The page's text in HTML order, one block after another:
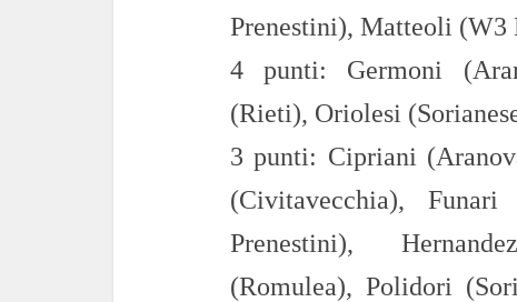
Prenestini), Matteoli (W3
4 punti: Germoni
(Rieti), Oriolesi
3 punti: Cipriani
(Civitavecchia), Funari
Prenestini),
(Romulea), Polidori